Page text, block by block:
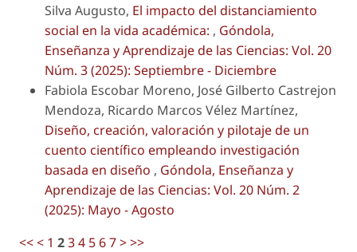
Silva Augusto, El impacto del distanciamiento
social en la vida académica: , Góndola,
Enseñanza y Aprendizaje de las Ciencias: Vol. 20
Núm. 3 (2025): Septiembre - Diciembre
Fabiola Escobar Moreno, José Gilberto Castrejon
Mendoza, Ricardo Marcos Vélez Martínez,
Diseño, creación, valoración y pilotaje de un
cuento científico empleando investigación
basada en diseño , Góndola, Enseñanza y
Aprendizaje de las Ciencias: Vol. 20 Núm. 2
(2025): Mayo - Agosto
<<< 1 234 567>>>